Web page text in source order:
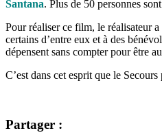
Santana. Plus de 50 personnes
Pour réaliser ce film, le réalisateur a
certains d’entre eux et à des
dépensent sans compter pour être
C’est dans cet esprit que le
Partager :